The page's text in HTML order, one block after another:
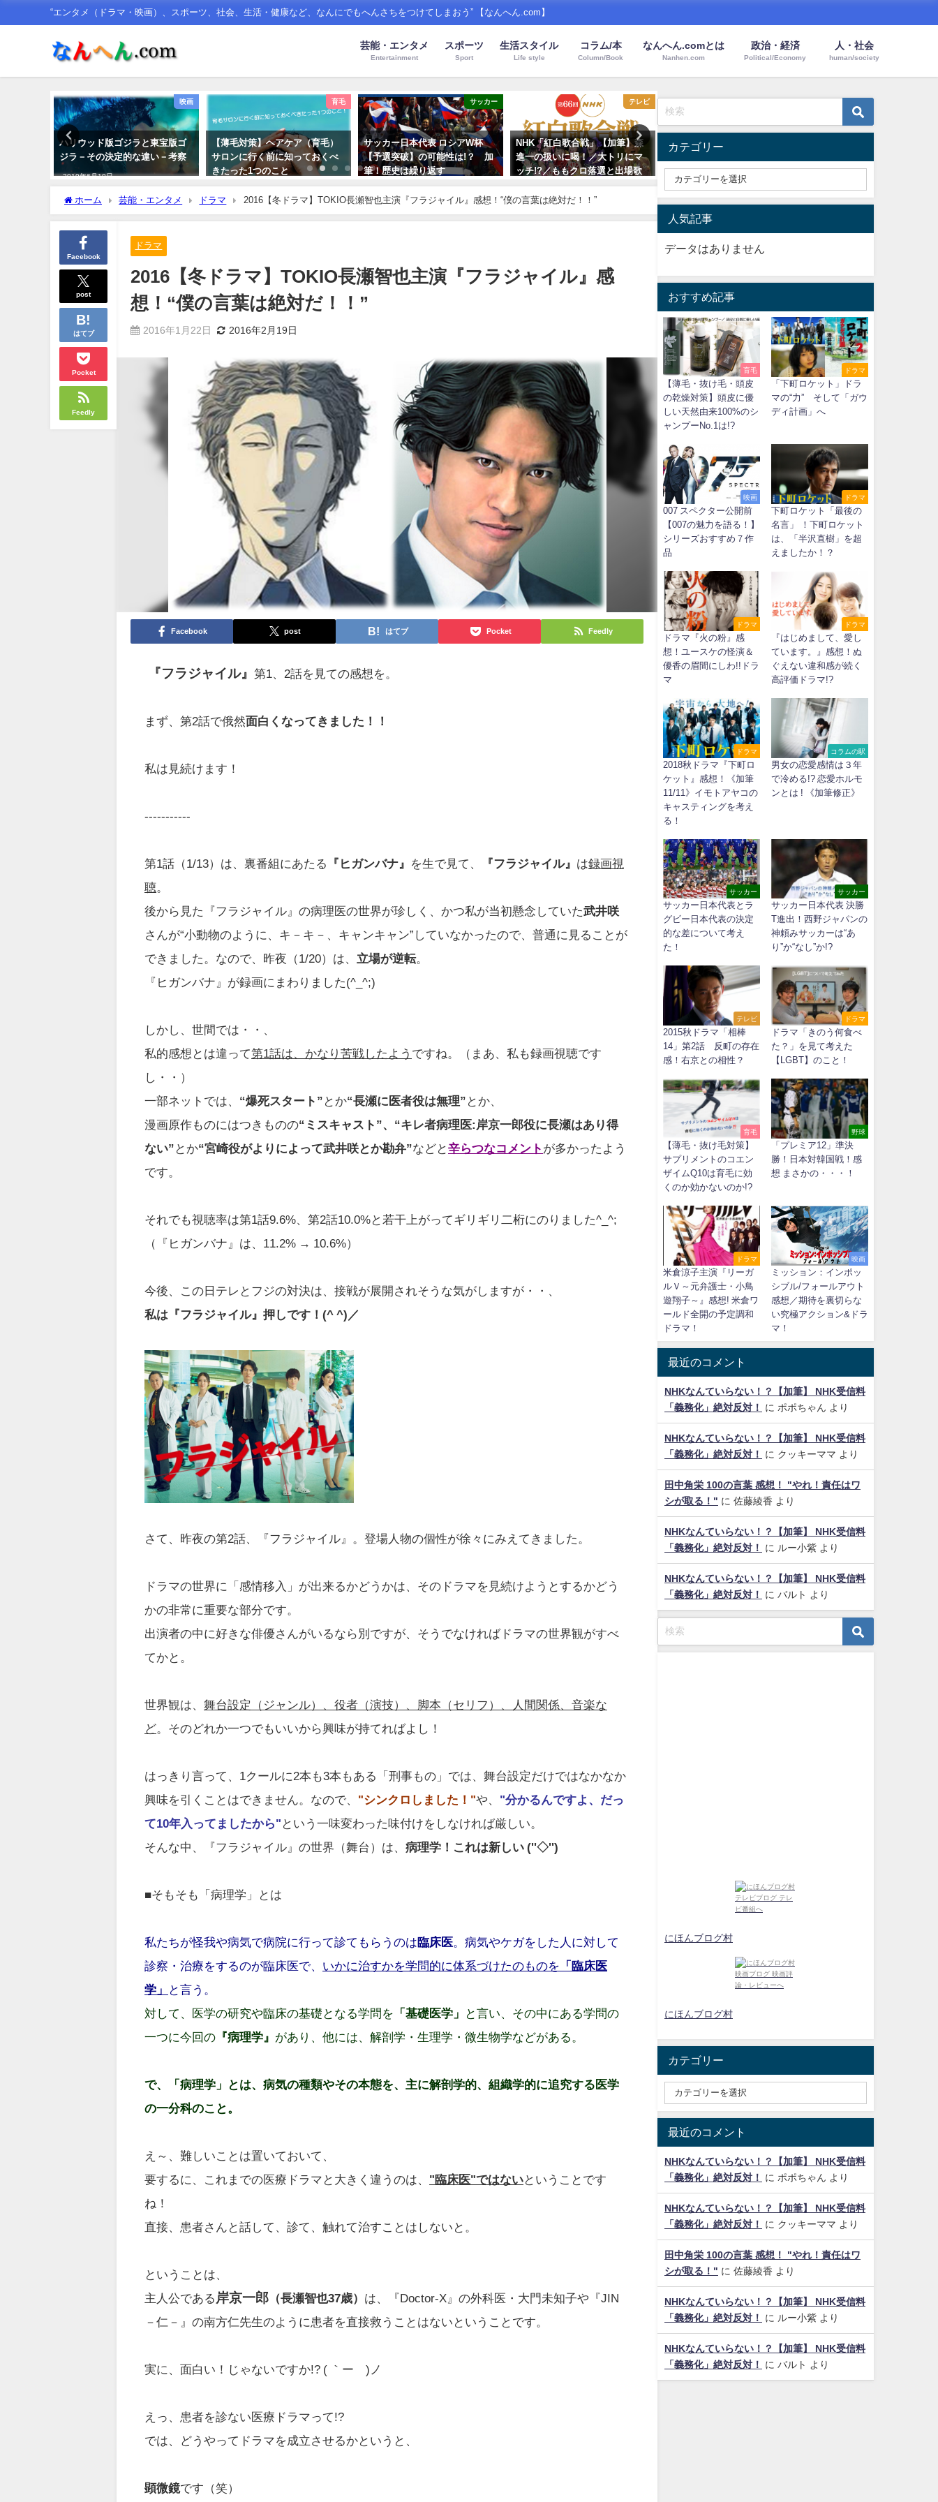
“エンタメ（ドラマ・映画）、スポーツ、社会、生活・健康など、なんにでもへんさちをつけてしまおう” 【なんへん.com】
芸能・エンタメ
Entertainment
スポーツ
Sport
生活スタイル
Life style
コラム/本
Column/Book
なんへん.comとは
Nanhen.com
政治・経済
Political/Economy
人・社会
human/society
映画
ハリウッド版ゴジラと東宝版ゴ
ジラ－その決定的な違い－考察
2019年6月10日
育毛
【薄毛対策】ヘアケア（育毛）
サロンに行く前に知っておくべ
きたった1つのこと
サッカー
サッカー日本代表 ロシアW杯
【予選突破】の可能性は!？ 加
筆！歴史は繰り返す
テレビ
NHK「紅白歌合戦」【加筆】森
進一の扱いに喝！／大トリにマ
ッチ!?／ももクロ落選と出場歌
手選定にみるNHKの傲慢さを斬
る！
『デッドプール』感想＆評価！
と愛と復讐の物語
2016年6月5日
方】
2019年6月26日
ホーム 芸能・エンタメ ドラマ 2016【冬ドラマ】TOKIO長瀬智也主演『フラジャイル』感想！“僕の言葉は絶対だ！！”
Facebook
post
はてブ
Pocket
Feedly
ドラマ
2016【冬ドラマ】TOKIO長瀬智也主演『フラジャイル』感
想！“僕の言葉は絶対だ！！”
2016年1月22日 2016年2月19日
Facebook post はてブ Pocket Feedly
『フラジャイル』 第1、2話を見ての感想を。
まず、第2話で俄然面白くなってきました！！
私は見続けます！
-----------
第1話（1/13）は、裏番組にあたる 『ヒガンバナ』 を生で見て、 『フラジャイル』 は録画視
聴
後から見た『フラジャイル』の病理医の世界が珍しく、かつ私が当初懸念していた武井咲
さんが“小動物のように、キ－キ－、キャンキャン”していなかったので、普通に見ることが
できました。なので、昨夜（1/20）は、 立場が逆転。
『ヒガンバナ』が録画にまわりました(^_^;)
しかし、世間では・・、
私的感想とは違って第1話は、かなり苦戦したよう ですね。（まあ、私も録画視聴です
し・・）
一部ネットでは、 “爆死スタート” とか“長瀬に医者役は無理” とか、
漫画原作ものにはつきものの“ミスキャスト”、“キレ者病理医:岸京一郎役に長瀬はあり得
ない” とか“宮崎役がよりによって武井咲とか勘弁”などと辛らつなコメント が多かったよう
です。
それでも視聴率は第1話9.6%、第2話10.0%と若干上がってギリギリ二桁にのりました^_^;
（『ヒガンバナ』は、11.2% → 10.6%）
今後、この日テレとフジの対決は、接戦が展開されそうな気がしますが・・、
私は『フラジャイル』押しです！(^ ^)／
さて、昨夜の第2話、『フラジャイル』。登場人物の個性が徐々にみえてきました。
ドラマの世界に「感情移入」が出来るかどうかは、そのドラマを見続けようとするかどう
かの非常に重要な部分です。
出演者の中に好きな俳優さんがいるなら別ですが、そうでなければドラマの世界観がすべ
てかと。
世界観は、 舞台設定（ジャンル）、役者（演技）、脚本（セリフ）、人間関係、音楽な
ど 。そのどれか一つでもいいから興味が持てればよし！
はっきり言って、1クールに2本も3本もある「刑事もの」では、舞台設定だけではなかなか
興味を引くことはできません。なので、 "シンクロしました！"や、 "分かるんですよ、だっ
て10年入ってましたから" という一味変わった味付けをしなければ厳しい。
そんな中、『フラジャイル』の世界（舞台）は、 病理学！これは新しい (''◇'')ゞ
■そもそも「病理学」とは
私たちが怪我や病気で病院に行って診てもらうのは臨床医 。病気やケガをした人に対して
診察・治療をするのが臨床医で、 いかに治すかを学問的に体系づけたのものを 「臨床医
学」
と言う。
対して、医学の研究や臨床の基礎となる学問を 「基礎医学」
と言い、その中にある学問の
一つに今回の 『病理学』 があり、他には、解剖学・生理学・微生物学などがある。
で、「病理学」とは、病気の種類やその本態を、主に解剖学的、組織学的に追究する医学
の一分科のこと。
え～、難しいことは置いておいて、
要するに、これまでの医療ドラマと大きく違うのは、 "臨床医"ではないということです
ね！
直接、患者さんと話して、診て、触れて治すことはしないと。
ということは、
主人公である 岸京一郎 （長瀬智也37歳） は、『Doctor-X』の外科医・大門未知子や『JIN
－仁－』の南方仁先生のように患者を直接救うことはないということです。
実に、面白い！じゃないですか!? ( ｀ー´)ノ
えっ、患者を診ない医療ドラマって!?
では、どうやってドラマを成立させるかというと、
顕微鏡です（笑）
カテゴリー
人気記事
データはありません
おすすめ記事
育毛
【薄毛・抜け毛・頭皮
の乾燥対策】頭皮に優
しい天然由来100%のシ
ャンプーNo.1は!?
ドラマ
「下町ロケット」ドラ
マの“力” そして「ガウ
ディ計画」へ
映画
007 スペクター公開前
【007の魅力を語る！】
シリーズおすすめ７作
品
ドラマ
下町ロケット「最後の
名言」 ！下町ロケット
は、「半沢直樹」を超
えましたか！？
ドラマ
ドラマ『火の粉』感
想！ユースケの怪演＆
優香の眉間にしわ!!ドラ
マ
ドラマ
『はじめまして、愛し
ています。』感想！ぬ
ぐえない違和感が続く
高評価ドラマ!?
ドラマ
2018秋ドラマ『下町ロ
ケット』感想！《加筆
11/11》イモトアヤコの
キャスティングを考え
る！
コラムの駅
男女の恋愛感情は３年
で冷める!? 恋愛ホルモ
ンとは ! 《加筆修正》
サッカー
サッカー日本代表とラ
グビー日本代表の決定
的な差について考え
た！
サッカー
サッカー日本代表 決勝
T進出！西野ジャパンの
神頼みサッカーは“あ
り”か“なし”か!?
テレビ
2015秋ドラマ「相棒
14」第2話 反町の存在
感！右京との相性？
ドラマ
ドラマ「きのう何食べ
た？」を見て考えた
【LGBT】のこと！
育毛
【薄毛・抜け毛対策】
サプリメントのコエン
ザイムQ10は育毛に効
くのか効かないのか!?
野球
「プレミア12」準決
勝！日本対韓国戦！感
想 まさかの・・・！
ドラマ
米倉涼子主演『リーガ
ルＶ～元弁護士・小鳥
遊翔子～』感想! 米倉ワ
ールド全開の予定調和
ドラマ！
映画
ミッション：インポッ
シブル/フォールアウト
感想／期待を裏切らな
い究極アクション&ドラ
マ！
最近のコメント
NHKなんていらない！？【加筆】 NHK受信料
「義務化」絶対反対！
に ポポちゃん より
NHKなんていらない！？【加筆】 NHK受信料
「義務化」絶対反対！
に クッキーママ より
田中角栄 100の言葉 感想！ "やれ！責任はワ
シが取る！" に 佐藤綾香 より
NHKなんていらない！？【加筆】 NHK受信料
「義務化」絶対反対！
に ルー小紫 より
NHKなんていらない！？【加筆】 NHK受信料
「義務化」絶対反対！
に バルト より
にほんブログ村
にほんブログ村
カテゴリー
最近のコメント
NHKなんていらない！？【加筆】 NHK受信料
「義務化」絶対反対！
に ポポちゃん より
NHKなんていらない！？【加筆】 NHK受信料
「義務化」絶対反対！
に クッキーママ より
田中角栄 100の言葉 感想！ "やれ！責任はワ
シが取る！" に 佐藤綾香 より
NHKなんていらない！？【加筆】 NHK受信料
「義務化」絶対反対！
に ルー小紫 より
NHKなんていらない！？【加筆】 NHK受信料
「義務化」絶対反対！
に バルト より